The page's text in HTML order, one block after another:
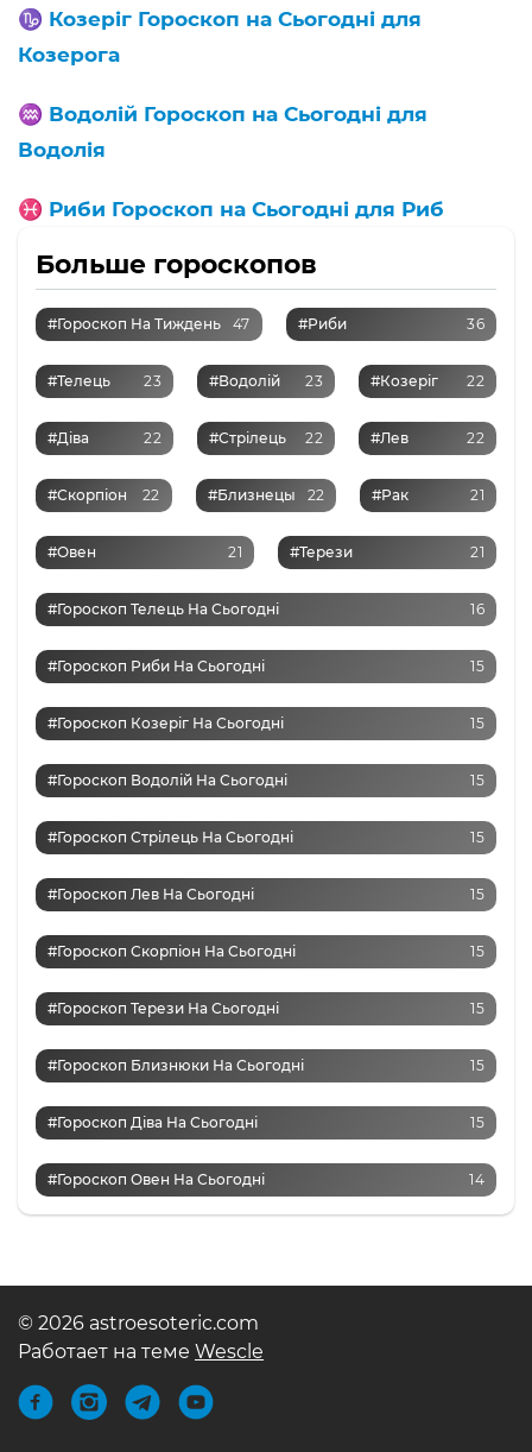
♑️ Козеріг Гороскоп на Сьогодні для
Козерога
♒️ Водолій Гороскоп на Сьогодні для
Водолія
♓️ Риби Гороскоп на Сьогодні для Риб
Больше гороскопов
#Гороскоп На Тиждень 47 #Риби 36
#Телець 23 #Водолій 23 #Козеріг 22
#Діва 22 #Стрілець 22 #Лев 22
#Скорпіон 22 #Близнецы 22 #Рак 21
#Овен 21 #Терези 21
#Гороскоп Телець На Сьогодні 16
#Гороскоп Риби На Сьогодні 15
#Гороскоп Козеріг На Сьогодні 15
#Гороскоп Водолій На Сьогодні 15
#Гороскоп Стрілець На Сьогодні 15
#Гороскоп Лев На Сьогодні 15
#Гороскоп Скорпіон На Сьогодні 15
#Гороскоп Терези На Сьогодні 15
#Гороскоп Близнюки На Сьогодні 15
#Гороскоп Діва На Сьогодні 15
#Гороскоп Овен На Сьогодні 14
© 2026 astroesoteric.com
Работает на теме Wescle